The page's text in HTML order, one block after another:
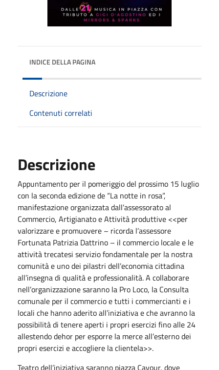
INDICE DELLA PAGINA
Descrizione
Contenuti correlati
Descrizione
Appuntamento per il pomeriggio del prossimo 15 luglio
con la seconda edizione de “La notte in rosa”,
manifestazione organizzata dall’assessorato al
Commercio, Artigianato e Attività produttive <<per
valorizzare e promuovere – ricorda l’assessore
Fortunata Patrizia Dattrino – il commercio locale e le
attività trecatesi servizio fondamentale per la nostra
comunità e uno dei pilastri dell’economia cittadina
all’insegna di qualità e professionalità. A collaborare
nell’organizzazione saranno la Pro Loco, la Consulta
comunale per il commercio e tutti i commercianti e i
locali che hanno aderito all’iniziativa e che avranno la
possibilità di tenere aperti i propri esercizi fino alle 24
allestendo dehor per esporre la merce all’esterno dei
propri esercizi e accogliere la clientela>>.
Teatro dell’iniziativa saranno piazza Cavour, dove